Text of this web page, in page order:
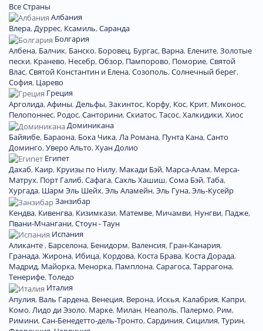
Все Страны
Албания
Влера,Дуррес, Ксамиль,Саранда
Болгария
Албена, Балчик, Банско, Боровец, Бургас, Варна, Елените,Золотые
пески, Кранево, Несебр,Обзор, Пампорово, Поморие,Святой
Влас,Святой Константин и Елена,Созополь,Солнечный берег,
София, Царево
Греция
Арголида,Афины,Дельфы,Закинтос, Корфу, Кос, Крит, Миконос,
Пелопоннес, Родос,Санторини,Скиатос,Тасос,Халкидики,Хиос
Доминиканa
Байяибе, Бараона, Бока Чика,Ла Романа, Пунта Кана,Санто
Доминго,Уверо Альто,Хуан Долио
Египет
Дахаб, Каир, Круизы по Нилу, Макади Бэй, Марса-Алам, Мерса-
Матрух, Порт Галиб,Сафага,Сахль Хашиш,Сома Бэй,Таба,
Хургада, Шарм Эль Шейх,Эль Аламейн,Эль Гуна,Эль-Кусейр
Занзибар
Кендва, Кивенгва, Кизимкази, Матемве, Мичамви, Нунгви, Падже,
Пвани-Мчангани,Стоун - Таун
Испания
Аликанте, Барселона, Бенидорм, Валенсия, Гран-Канария,
Гранада,Жирона, Ибица, Кордова, Коста Брава, Коста Дорада,
Мадрид, Майорка, Менорка, Памплона,Сарагоса,Таррагона,
Тенерифе,Толедо
Италия
Апулия, Валь Гардена, Венеция, Верона, Искья, Калабрия, Капри,
Комо,Лидо ди Эзоло, Марке, Милан, Неаполь, Палермо, Рим,
Римини,Сан-Бенедетто-дель-Тронто,Сардиния,Сицилия,Турин,